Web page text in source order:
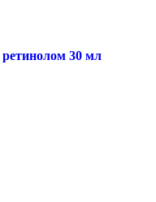
30 мл